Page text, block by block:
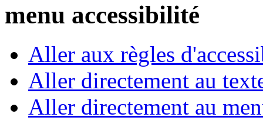
menu accessibilité
Aller aux règles
Aller directement au
Aller directement au